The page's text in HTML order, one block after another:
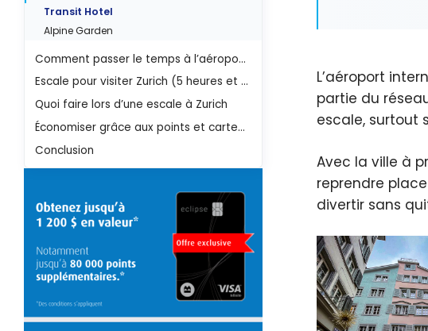
L’aéroport
partie du
escale, surtout
Avec la ville à
reprendre
divertir sans
Transit Hotel
Alpine Garden
Comment passer le temps à l’aéroport de Zurich
Escale pour visiter Zurich (5 heures et plus)
Quoi faire lors d’une escale à Zurich
Économiser grâce aux points et cartes de crédit
Conclusion